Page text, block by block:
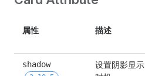
属性 描述
shadow
设置阴影显示